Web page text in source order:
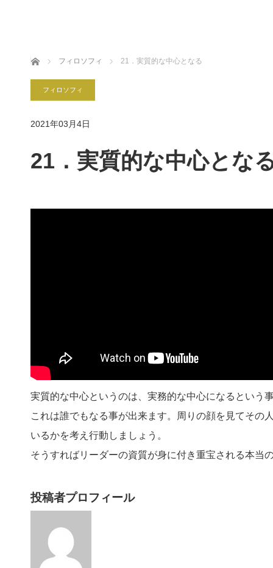
ホーム フィロソフィ 21．実質的な中心となる
フィロソフィ
2021年03月4日
21．実質的な中心とな
実質的な中心というのは、実務的な中心になるという
これは誰でもなる事が出来ます。周りの顔を見てその
いるかを考え行動しましょう。
そうすればリーダーの資質が身に付き重宝される本当
投稿者プロフィール